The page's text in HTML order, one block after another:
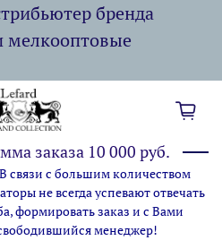
бренда
мелкооптовые
заказа 10 000 руб.
связи с большим количеством
не всегда успевают отвечать
формировать заказ и с Вами
менеджер!